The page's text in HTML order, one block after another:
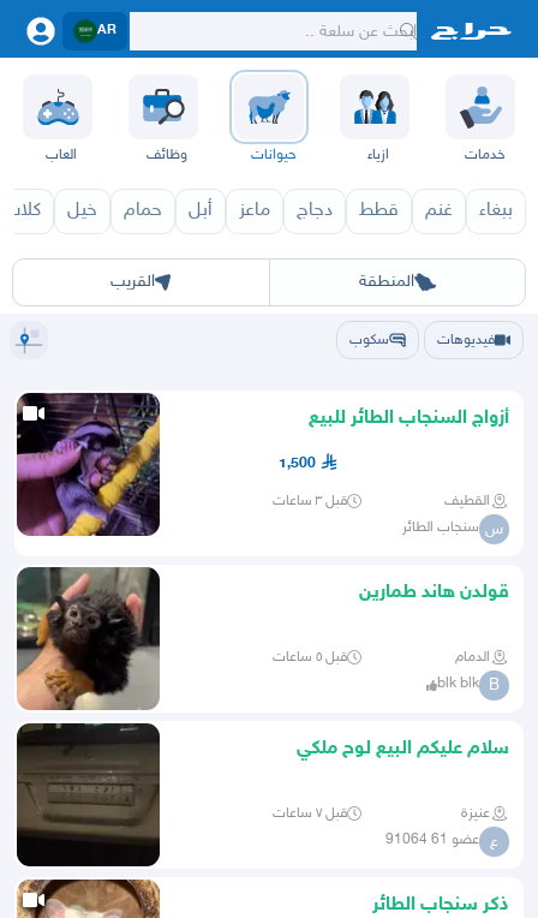
AR
خدمات ازياء حيوانات وظائف العاب
ببغاء غنم قطط دجاج ماعز أبل حمام خيل كلاب
المنطقة
الرياض جده القصيم الباحة
القريب
فيديوهات سكوب
أزواج السنجاب الطائر للبيع
1,500
القطيف قبل ٣ ساعات
س سنجاب الطائر
قولدن هاند طمارين
الدمام قبل ٥ ساعات
B
blk blk
سلام عليكم البيع لوح ملكي
عنيزة قبل ٧ ساعات
ع عضو 61 91064
ذكر سنجاب الطائر